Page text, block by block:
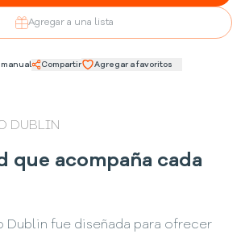
Agregar a una lista
Compartir Agregar a favoritos
DUBLIN
que acompaña cada
Dublin fue diseñada para ofrecer